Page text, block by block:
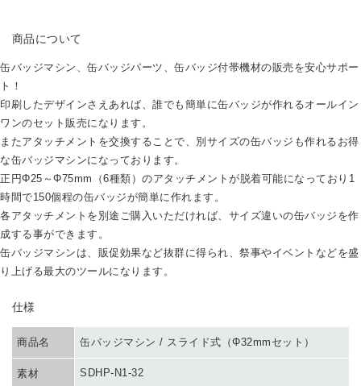
商品について
缶バッジマシン、缶バッジパーツ、缶バッジ付帯機材の販売を安心サポー
ト！
印刷したデザインさえあれば、誰でも簡単に缶バッジが作れるオールイン
ワンのセット販売になります。
またアタッチメントを交換することで、別サイズの缶バッジも作れるお得
な缶バッジマシンになっております。
正円Φ25～Φ75mm（6種類）のアタッチメントが脱着可能になっており1
時間で150個程の缶バッジが簡単に作れます。
各アタッチメントを別途ご購入いただければ、サイズ違いの缶バッジを作
成する事ができます。
缶バッジマシンは、販促効果など抜群に得られ、祭事やイベントなどを盛
り上げる最大のツールになります。
仕様
商品名 缶バッジマシン / スライド式（Φ32mmセット）
素材 SDHP-N1-32